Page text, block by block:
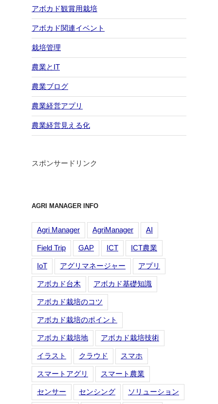
アボカド観賞用栽培
アボカド関連イベント
栽培管理
農業とIT
農業ブログ
農業経営アプリ
農業経営見える化
スポンサードリンク
AGRI MANAGER INFO
Agri Manager AgriManager AI
Field Trip GAP ICT ICT農業
IoT アグリマネージャー アプリ
アボカド台木 アボカド基礎知識
アボカド栽培のコツ
アボカド栽培のポイント
アボカド栽培地 アボカド栽培技術
イラスト クラウド スマホ
スマートアグリ スマート農業
センサー センシング ソリューション